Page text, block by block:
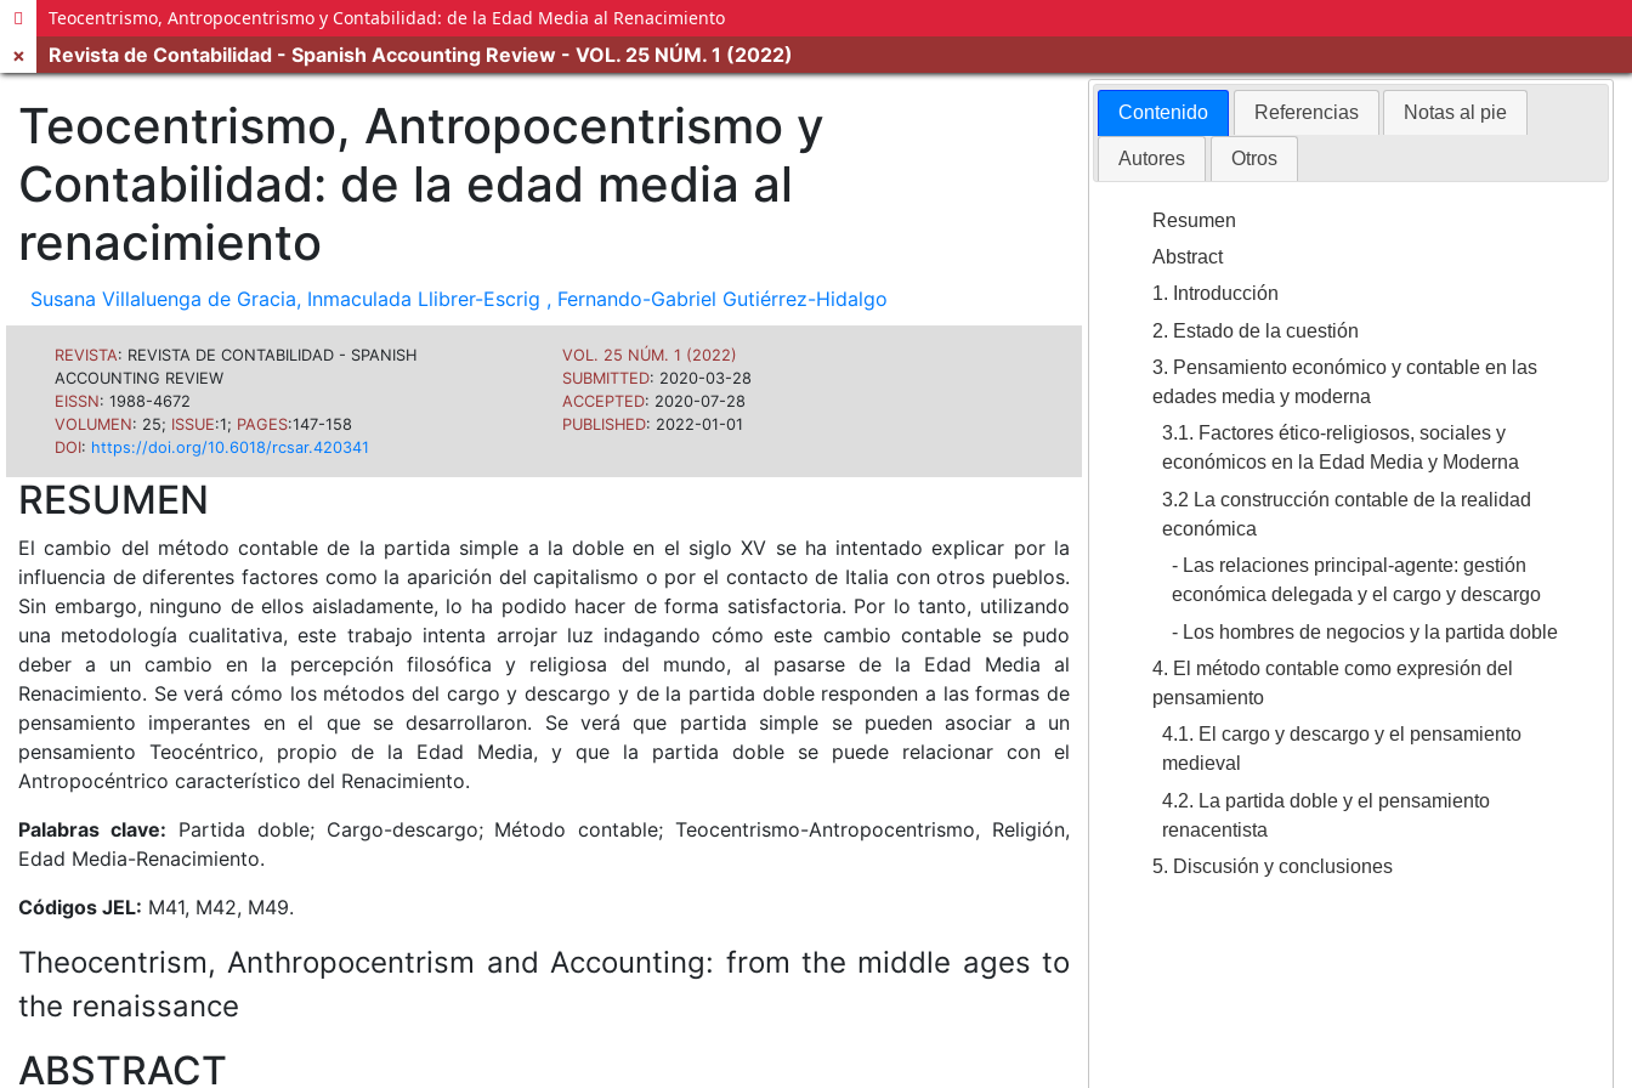
Teocentrismo, Antropocentrismo y Contabilidad: de la Edad Media al Renacimiento